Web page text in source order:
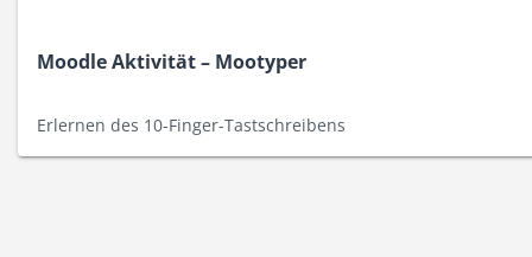
Moodle Aktivität – Mootyper
Erlernen des 10-Finger-Tastschreibens